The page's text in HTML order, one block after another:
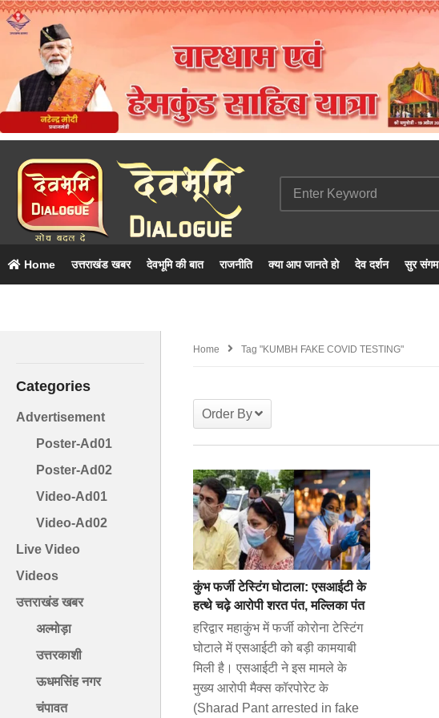
Home उत्तराखंड खबर देवभूमि की बात राजनीति क्या आप जानते हो देव दर्शन सुर संगम
Categories
Advertisement
Poster-Ad01
Poster-Ad02
Video-Ad01
Video-Ad02
Live Video
Videos
उत्तराखंड खबर
अल्मोड़ा
उत्तरकाशी
ऊधमसिंह नगर
चंपावत
Home Tag "KUMBH FAKE COVID TESTING"
Order By
कुंभ फर्जी टेस्टिंग घोटाला: एसआईटी के
हत्थे चढ़े आरोपी शरत पंत, मल्लिका पंत
हरिद्वार महाकुंभ में फर्जी कोरोना टेस्टिंग
घोटाले में एसआईटी को बड़ी कामयाबी
मिली है। एसआईटी ने इस मामले के
मुख्य आरोपी मैक्स कॉरपोरेट के
(Sharad Pant arrested in fake